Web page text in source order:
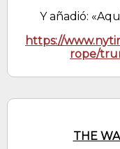
Y añadió:
https://
rope/
THE